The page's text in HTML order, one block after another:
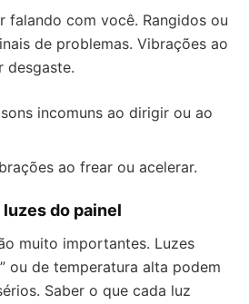
falando com você. Rangidos ou
de problemas. Vibrações ao
desgaste.
incomuns ao dirigir ou ao
ao frear ou acelerar.
do painel
muito importantes. Luzes
ou de temperatura alta podem
Saber o que cada luz